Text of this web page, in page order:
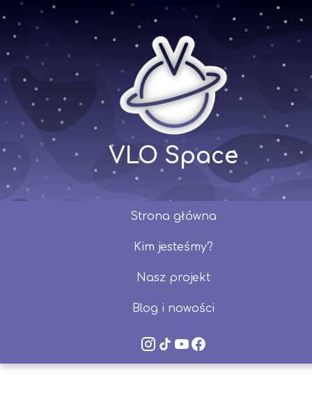
VLO Space
Strona główna
Kim jesteśmy?
Nasz projekt
Blog i nowości
Instagram
VLO
TikTok
VLO
YouTube
VLO
Facebook
VLO